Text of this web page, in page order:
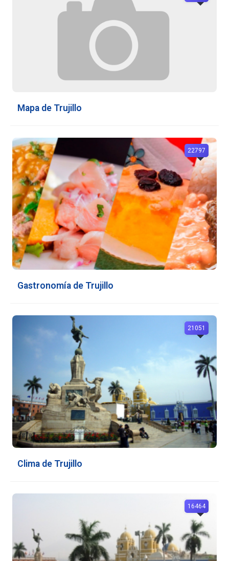
Mapa de Trujillo
Gastronomía de Trujillo
22797
Clima de Trujillo
21051
16464